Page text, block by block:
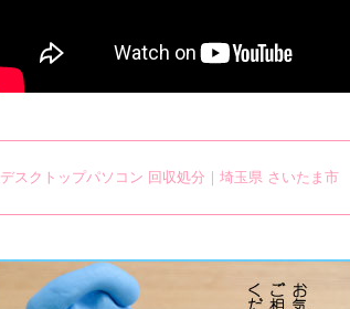
デスクトップパソコン 回収処分｜埼玉県 さいたま市